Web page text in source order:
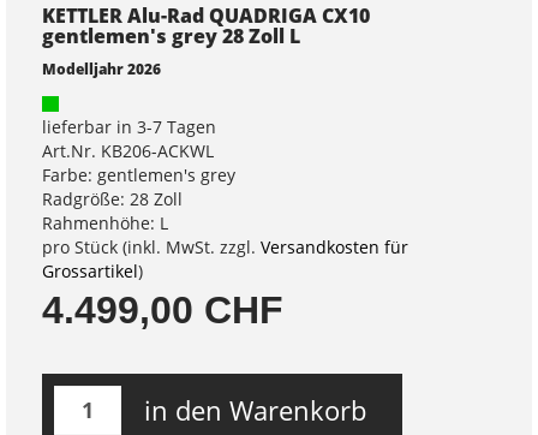
KETTLER Alu-Rad QUADRIGA CX10
gentlemen's grey 28 Zoll L
Modelljahr 2026
lieferbar in 3-7 Tagen
Art.Nr. KB206-ACKWL
Farbe: gentlemen's grey
Radgröße: 28 Zoll
Rahmenhöhe: L
pro Stück (inkl. MwSt. zzgl. Versandkosten für
Grossartikel)
4.499,00 CHF
in den Warenkorb